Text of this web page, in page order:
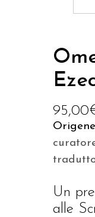
95,00
Origene
Un
alle